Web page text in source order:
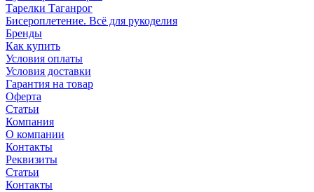
Тарелки Таганрог
Бисероплетение. Всё для рукоделия
Бренды
Как купить
Условия оплаты
Условия доставки
Гарантия на товар
Оферта
Статьи
Компания
О компании
Контакты
Реквизиты
Статьи
Контакты